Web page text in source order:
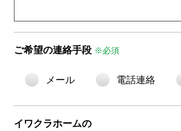
ご希望の連絡手段 ※必須
メール 電話連絡
イワクラホームの